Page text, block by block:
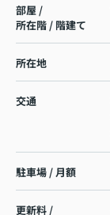
部屋 /
所在階 / 階建て
所在地
交通
駐車場 / 月額
更新料 /